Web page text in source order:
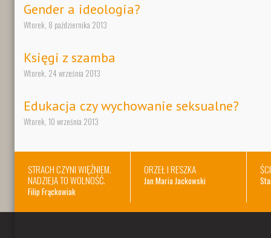
Gender a ideologia?
Wtorek, 8 października 2013
Księgi z szamba
Wtorek, 24 września 2013
Edukacja czy wychowanie seksualne?
Wtorek, 10 września 2013
STRACH CZYNI WIĘŹNIEM.
NADZIEJA TO WOLNOŚĆ.
Filip Frąckowiak
ORZEŁ I RESZKA
Jan Maria Jackowski